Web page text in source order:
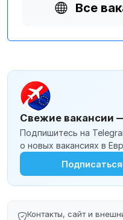
Все
Свежие вакансии
Подпишитесь на
о новых вакансиях в
Подписаться
Контакты, сайт и